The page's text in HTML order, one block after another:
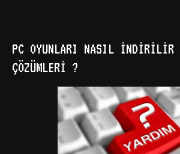
PC OYUNLARI NASIL İNDIRILIR
ÇÖZÜMLERI ?